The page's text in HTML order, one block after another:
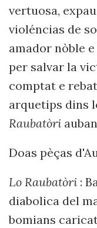
vertuosa,
violéncias de
amador nòble
per salvar la
comptat e
arquetips dins
Raubatòri
Doas pèças
Lo Raubatòri :
diabolica del
bomians